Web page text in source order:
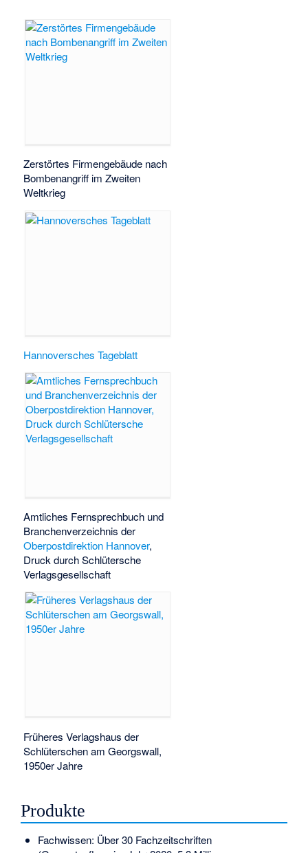
Zerstörtes Firmengebäude nach
Bombenangriff im Zweiten
Weltkrieg
Hannoversches Tageblatt
Amtliches Fernsprechbuch und
Branchenverzeichnis der
Oberpostdirektion Hannover,
Druck durch Schlütersche
Verlagsgesellschaft
Früheres Verlagshaus der
Schlüterschen am Georgswall,
1950er Jahre
Produkte
Fachwissen: Über 30 Fachzeitschriften